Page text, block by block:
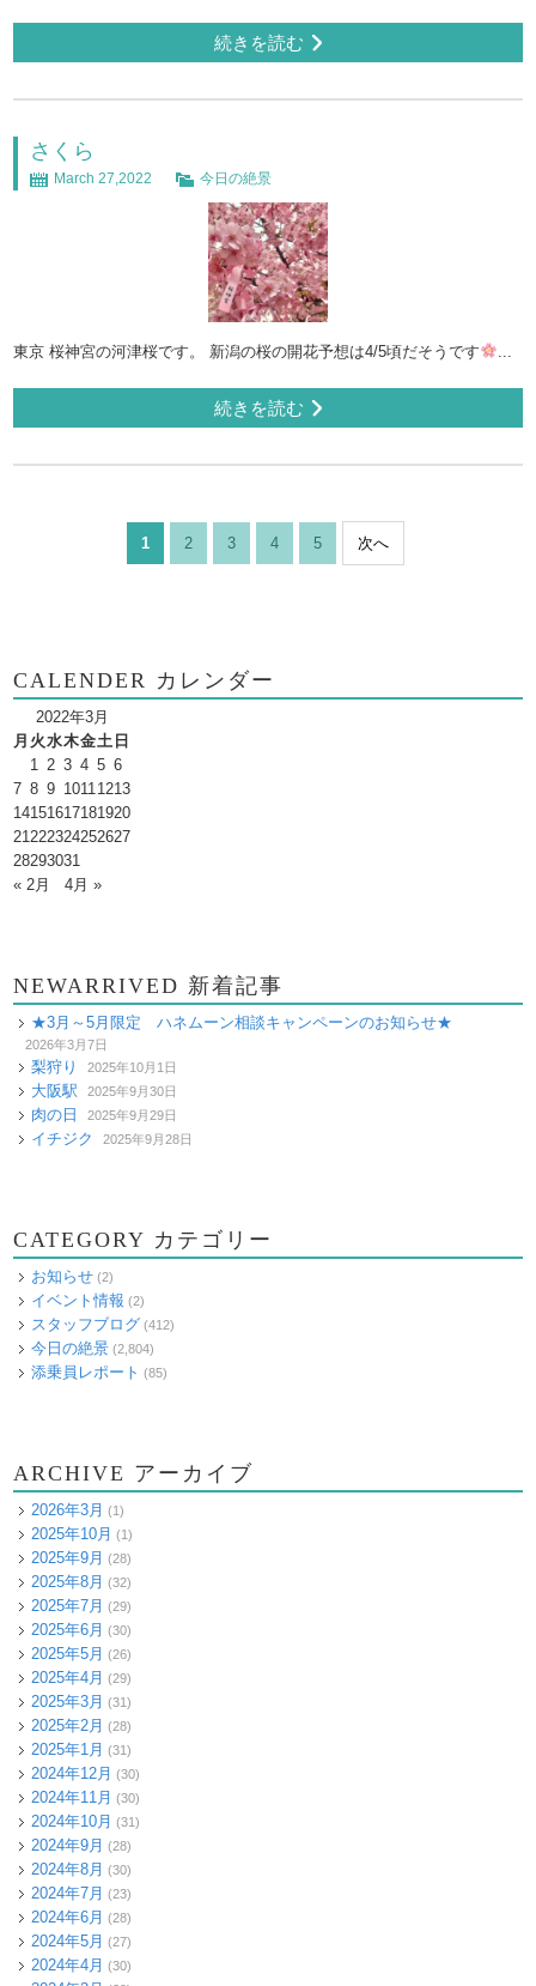
続きを読む
さくら
March 27,2022 今日の絶景
東京 桜神宮の河津桜です。 新潟の桜の開花予想は4/5頃だそうです ...
続きを読む
1 2 3 4 5 次へ
CALENDER カレンダー
2022年3月
月 火水木金土 日
1 2 3 4 5 6
7 8 9 10111213
14151617181920
21222324252627
28293031
« 2月
4月 »
NEWARRIVED 新着記事
★3月～5月限定 ハネムーン相談キャンペーンのお知らせ★
2026年3月7日
梨狩り 2025年10月1日
大阪駅 2025年9月30日
肉の日 2025年9月29日
イチジク 2025年9月28日
CATEGORY カテゴリー
お知らせ (2)
イベント情報 (2)
スタッフブログ (412)
今日の絶景 (2,804)
添乗員レポート (85)
ARCHIVE アーカイブ
2026年3月 (1)
2025年10月 (1)
2025年9月 (28)
2025年8月 (32)
2025年7月 (29)
2025年6月 (30)
2025年5月 (26)
2025年4月 (29)
2025年3月 (31)
2025年2月 (28)
2025年1月 (31)
2024年12月 (30)
2024年11月 (30)
2024年10月 (31)
2024年9月 (28)
2024年8月 (30)
2024年7月 (23)
2024年6月 (28)
2024年5月 (27)
2024年4月 (30)